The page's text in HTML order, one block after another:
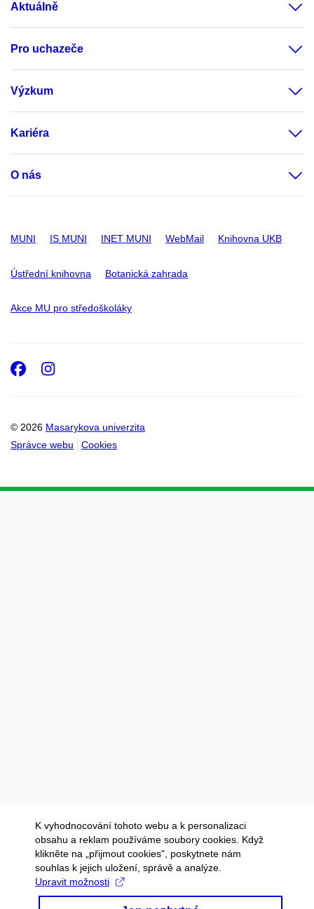
Aktuálně
Pro uchazeče
Výzkum
Kariéra
O nás
MUNI IS MUNI INET MUNI WebMail Knihovna UKB
Ústřední knihovna Botanická zahrada
Akce MU pro středoškoláky
© 2026 Masarykova univerzita
Správce webu
Cookies
Facebook
Instagram
K vyhodnocování tohoto webu a k personalizaci
obsahu a reklam používáme soubory cookies. Když
klikněte na „přijmout cookies", poskytnete nám
souhlas k jejich uložení, správě a analýze.
Upravit možnosti